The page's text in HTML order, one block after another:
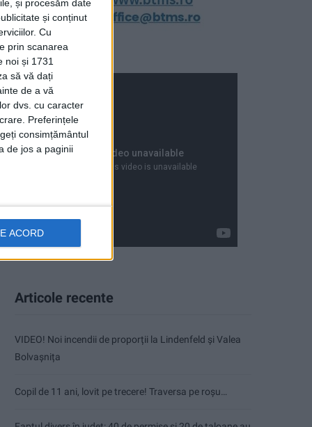
și procesăm date
și conținut
Cu
prin scanarea
noi și 1731
să vă dați
de a vă
dvs. cu caracter
Preferințele
consimțământul
de jos a paginii
ACORD
Articole recente
VIDEO! Noi incendii de proporții la Lindenfeld și Valea
Bolvașnița
Copil de 11 ani, lovit pe trecere! Traversa pe roșu…